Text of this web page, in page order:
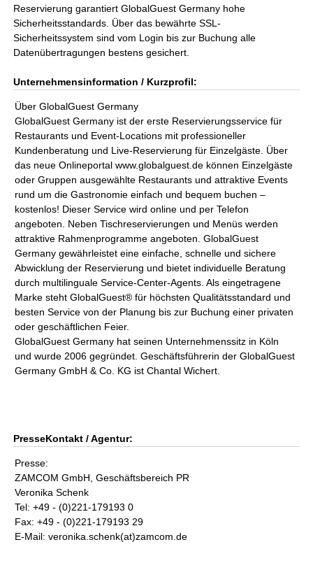
Reservierung garantiert GlobalGuest Germany hohe
Sicherheitsstandards. Über das bewährte SSL-
Sicherheitssystem sind vom Login bis zur Buchung alle
Datenübertragungen bestens gesichert.
Unternehmensinformation / Kurzprofil:
Über GlobalGuest Germany
GlobalGuest Germany ist der erste Reservierungsservice für
Restaurants und Event-Locations mit professioneller
Kundenberatung und Live-Reservierung für Einzelgäste. Über
das neue Onlineportal www.globalguest.de können Einzelgäste
oder Gruppen ausgewählte Restaurants und attraktive Events
rund um die Gastronomie einfach und bequem buchen –
kostenlos! Dieser Service wird online und per Telefon
angeboten. Neben Tischreservierungen und Menüs werden
attraktive Rahmenprogramme angeboten. GlobalGuest
Germany gewährleistet eine einfache, schnelle und sichere
Abwicklung der Reservierung und bietet individuelle Beratung
durch multilinguale Service-Center-Agents. Als eingetragene
Marke steht GlobalGuest® für höchsten Qualitätsstandard und
besten Service von der Planung bis zur Buchung einer privaten
oder geschäftlichen Feier.
GlobalGuest Germany hat seinen Unternehmenssitz in Köln
und wurde 2006 gegründet. Geschäftsführerin der GlobalGuest
Germany GmbH & Co. KG ist Chantal Wichert.
PresseKontakt / Agentur:
Presse:
ZAMCOM GmbH, Geschäftsbereich PR
Veronika Schenk
Tel: +49 - (0)221-179193 0
Fax: +49 - (0)221-179193 29
E-Mail: veronika.schenk(at)zamcom.de